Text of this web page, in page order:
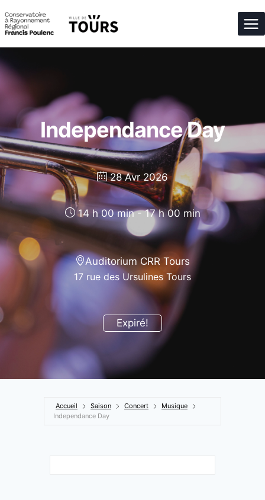
au
contenu
Independance Day
28 Avr 2026
Expiré!
14 h 00 min - 17 h 00 min
Auditorium CRR Tours
17 rue des Ursulines Tours
Accueil Saison Concert
Musique
Independance Day